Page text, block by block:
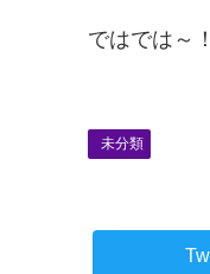
ではでは～！
未分類